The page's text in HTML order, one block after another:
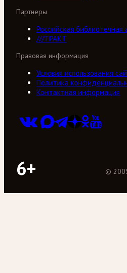
Партнеры
Российская библиотечная
///ТРАКТ
Правовая информация
Условия использования
Политика
Контактная информация
6+ ©